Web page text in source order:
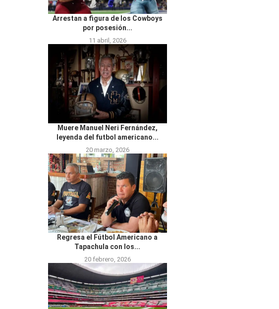
Arrestan a figura de los Cowboys
por posesión...
11 abril, 2026
Muere Manuel Neri Fernández,
leyenda del futbol americano...
20 marzo, 2026
Regresa el Fútbol Americano a
Tapachula con los...
20 febrero, 2026